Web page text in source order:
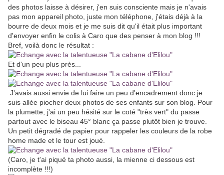
des photos laisse à désirer, j'en suis consciente mais je n'avais
pas mon appareil photo, juste mon téléphone, j'étais déjà à la
bourre de deux mois et je me suis dit qu'il était plus important
d'envoyer enfin le colis à Caro que des penser à mon blog !!!
Bref, voilà donc le résultat :
Et d'un peu plus près...
J'avais aussi envie de lui faire un peu d'encadrement donc je
suis allée piocher deux photos de ses enfants sur son blog. Pour
la plumette, j'ai un peu hésité sur le coté "très vert" du passe
partout avec le biseau 45° blanc ça passe plutôt bien je trouve.
Un petit dégradé de papier pour rappeler les couleurs de la robe
home made et le tour est joué.
(Caro, je t'ai piqué ta photo aussi, la mienne ci dessous est
incomplète !!!)